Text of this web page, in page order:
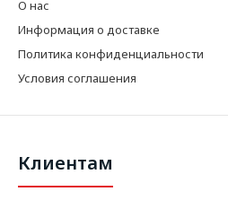
О нас
Информация о доставке
Политика конфиденциальности
Условия соглашения
Клиентам